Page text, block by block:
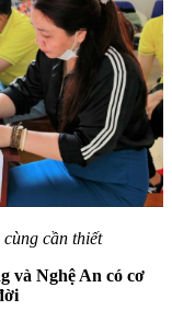
cần thiết
và Nghệ An có cơ